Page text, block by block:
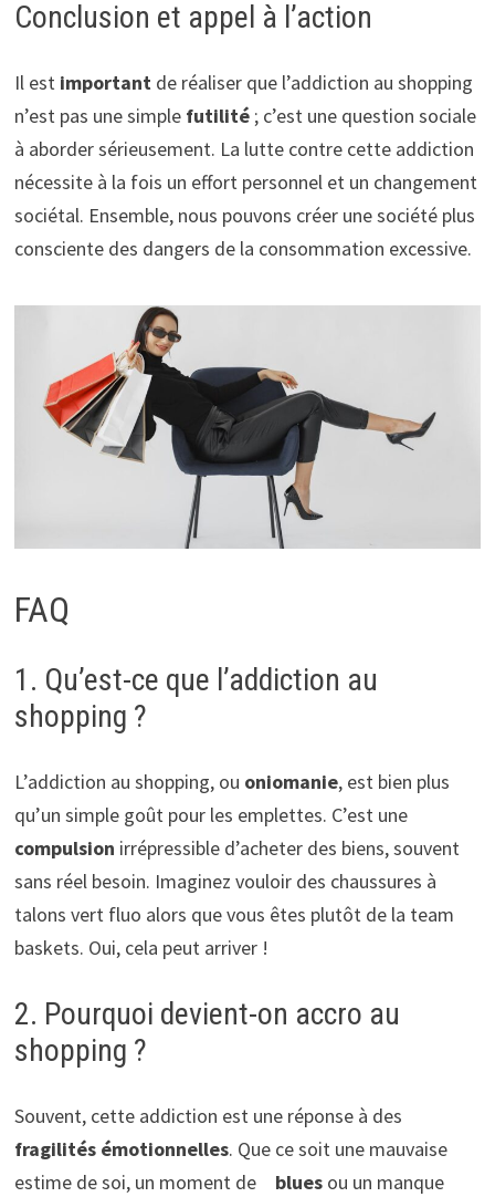
Conclusion et appel à l’action
Il est importantde réaliser que l’addiction au shopping
n’est pas une simple futilité; c’est une question sociale
à aborder sérieusement. La lutte contre cette addiction
nécessite à la fois un effort personnel et un changement
sociétal. Ensemble, nous pouvons créer une société plus
consciente des dangers de la consommation excessive.
FAQ
1. Qu’est-ce que l’addiction au
shopping ?
L’addiction au shopping, ou oniomanie, est bien plus
qu’un simple goût pour les emplettes. C’est une
compulsion irrépressible d’acheter des biens, souvent
sans réel besoin. Imaginez vouloir des chaussures à
talons vert fluo alors que vous êtes plutôt de la team
baskets. Oui, cela peut arriver !
2. Pourquoi devient-on accro au
shopping ?
Souvent, cette addiction est une réponse à des
fragilités émotionnelles. Que ce soit une mauvaise
estime de soi, un moment de ⠀ bluesou un manque